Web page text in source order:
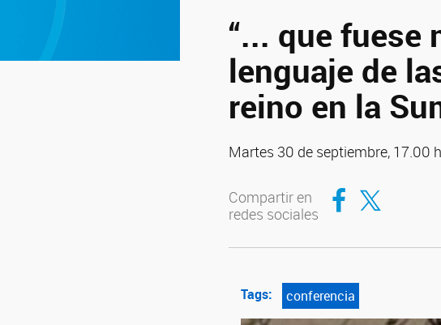
“... que fuese
lenguaje de
reino en la
Martes 30 de septiembre, 17.00
Compartir en
redes sociales
Compartir en Facebook
Compartir en Twitter
Tags: conferencia